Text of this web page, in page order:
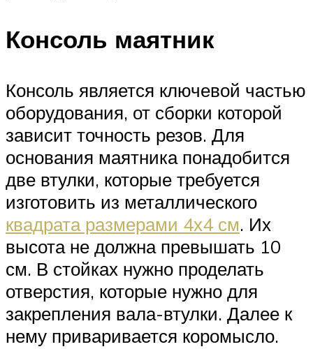
Консоль маятник
Консоль является ключевой частью
оборудования, от сборки которой
зависит точность резов. Для
основания маятника понадобится
две втулки, которые требуется
изготовить из металлического
квадрата размерами 4х4 см. Их
высота не должна превышать 10
см. В стойках нужно проделать
отверстия, которые нужно для
закрепления вала-втулки. Далее к
нему приваривается коромысло.